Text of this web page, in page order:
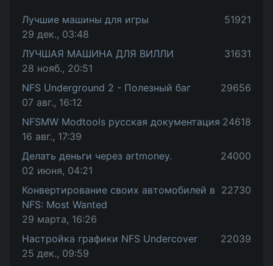
Лучшие машины для игры
29 дек., 03:48
51921
ЛУЧШАЯ МАШИНА ДЛЯ ВИЛЛИ
28 нояб., 20:51
31631
NFS Underground 2 - Полезный баг
07 авг., 16:12
29656
NFSMW Modtools русская документация
16 авг., 17:39
24618
Делать деньги через artmoney.
02 июня, 04:21
24000
Конвертирование своих автомобилей в
NFS: Most Wanted
29 марта, 16:26
22730
Настройка графики NFS Undercover
25 дек., 09:59
22039